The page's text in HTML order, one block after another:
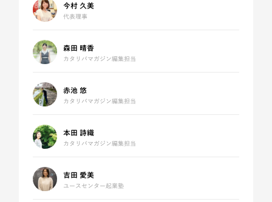
今村 久美
代表理事
森田 晴香
カタリバマガジン編集担当
赤池 悠
カタリバマガジン編集担当
本田 詩織
カタリバマガジン編集担当
吉田 愛美
ユースセンター起業塾